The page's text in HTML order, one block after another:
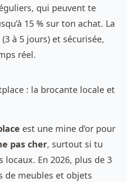
qui peuvent te
15 % sur ton achat. La
à 5 jours) et sécurisée,
réel.
: la brocante locale et
est une mine d’or pour
pas cher, surtout si tu
locaux. En 2026, plus de 3
de meubles et objets